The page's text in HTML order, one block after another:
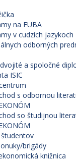
na EUBA
v cudzích jazykoch
odborných
a spoločné
ISIC
s odbornou
so študijnou
brigády
knižnica